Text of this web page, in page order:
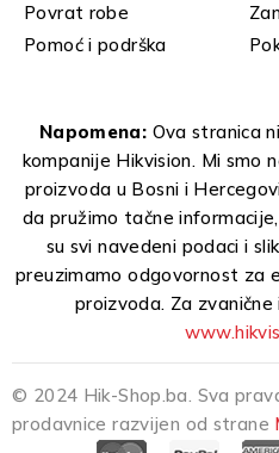
Povrat robe
Pomoć i podrška
Napomena: Ova stranica
kompanije Hikvision. Mi smo
proizvoda u Bosni i
da pružimo tačne
su svi navedeni podaci i
preuzimamo odgovornost za
proizvoda. Za
© 2024 Hik-Shop.ba. Sva
prodavnice razvijen od strane